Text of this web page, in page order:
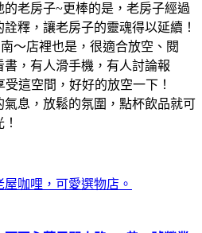
老房子~更棒的是，老房子經過
釋，讓老房子的靈魂得以延續！
～店裡也是，很適合放空、閱
，有人滑手機，有人討論報
這空間，好好的放空一下！
息，放鬆的氛圍，點杯飲品就可
咖哩，可愛選物店。